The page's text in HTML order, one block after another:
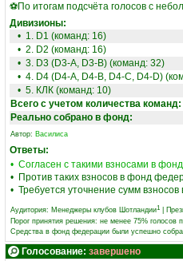
⚽По итогам подсчёта голосов с
Дивизионы:
• 1. D1 (команд: 16)
• 2. D2 (команд: 16)
• 3. D3 (D3-A, D3-B) (команд: 32)
• 4. D4 (D4-A, D4-B, D4-C, D4-D)
• 5. КЛК (команд: 10)
Всего с учетом количества команд:
Реально собрано в фонд:
Автор: Василиса
Ответы:
• Согласен с такими взносами в
• Против таких взносов в фонд
• Требуется уточнение сумм
Аудитория: Менеджеры клубов Шотландии1
Порог принятия решения: не менее 75% голосов
Средства в фонд федерации были успешно
Голосование: завершено